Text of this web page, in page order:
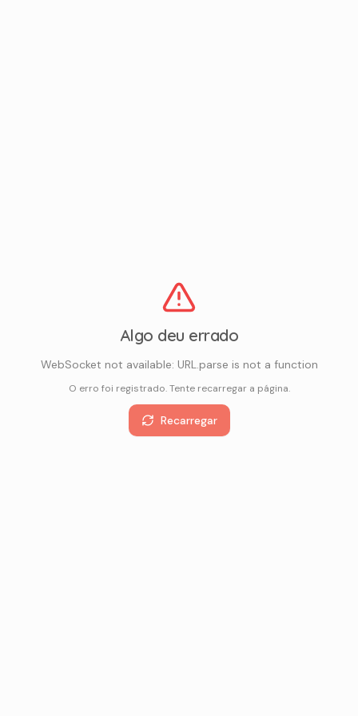
Algo deu errado
WebSocket not available: URL.parse is not a function
O erro foi registrado. Tente recarregar a página.
Recarregar